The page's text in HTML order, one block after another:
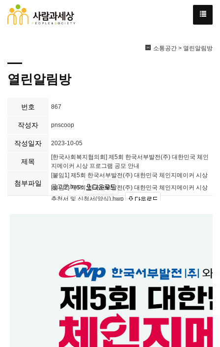
소통공간 > 열린알림방
열린알림방
번호 867
작성자 pnscoop
작성일자 2023-10-05
제목
[한국사회복지협의회] 제5회 한국서부발전(주) 대한민국 체인
지메이커 시상 프로그램 공모 안내
첨부파일
[붙임1] 제5회 한국서부발전(주) 대한민국 체인지메이커 시상
공고문.hwp
[붙임2] 제5회 한국서부발전(주) 대한민국 체인지메이커 시상
추천서 및 신청서(양식).hwp